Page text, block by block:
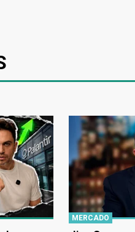
MERCADO